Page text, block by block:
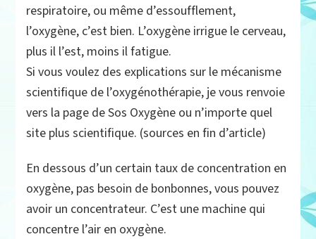
respiratoire, ou même d’essoufflement,
l’oxygène, c’est bien. L’oxygène irrigue le cerveau,
plus il l’est, moins il fatigue.
Si vous voulez des explications sur le mécanisme
scientifique de l’oxygénothérapie, je vous renvoie
vers la page de Sos Oxygène ou n’importe quel
site plus scientifique. (sources en fin d’article)
En dessous d’un certain taux de concentration en
oxygène, pas besoin de bonbonnes, vous pouvez
avoir un concentrateur. C’est une machine qui
concentre l’air en oxygène.